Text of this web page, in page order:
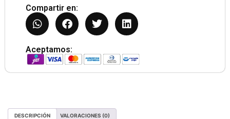
Compartir en:
Aceptamos:
DESCRIPCIÓN VALORACIONES (0)